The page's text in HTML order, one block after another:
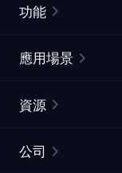
靜態住宅代理
網頁擷取 API
功能
ISP代理
ProxySite
應用場景
市場研究
資源
公司